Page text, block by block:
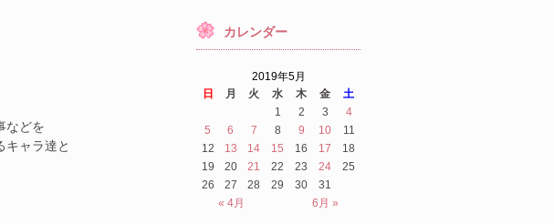
などを
キャラ達と
カレンダー
2019年5月
日
月 火 水 木 金 土
« 4月 6月 »
1 2 3
4
5
6 7 8 9 10
11
12
13 14 15 16 17
18
19
20 21 22 23 24
25
26
27 28 29 30 31